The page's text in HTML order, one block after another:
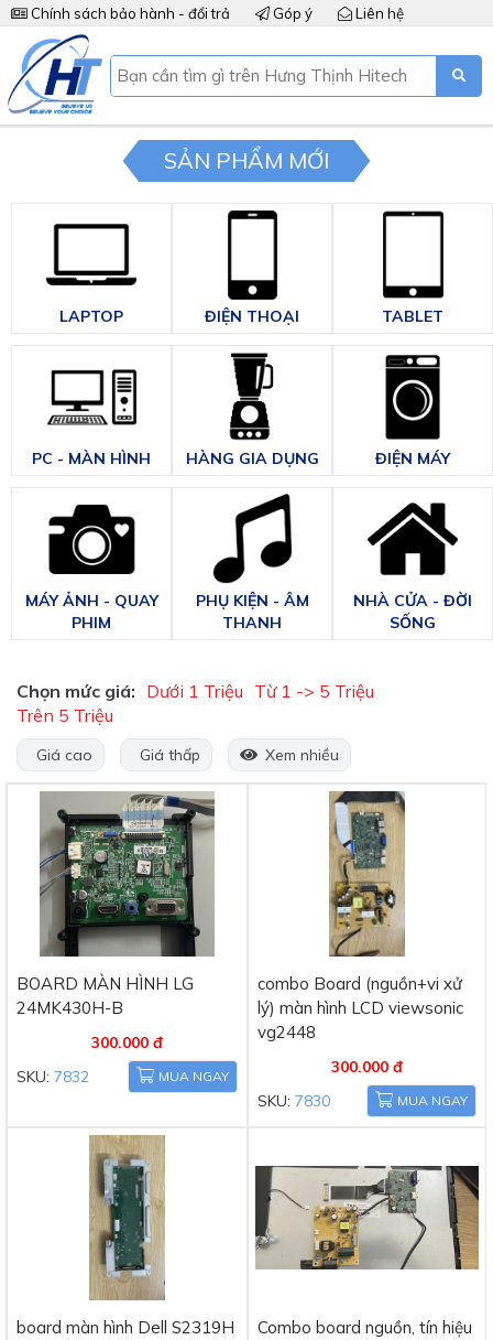
Chính sách bảo hành - đổi trả Góp ý Liên hệ
SẢN PHẨM MỚI
LAPTOP ĐIỆN THOẠI TABLET
PC - MÀN HÌNH HÀNG GIA DỤNG ĐIỆN MÁY
MÁY ẢNH - QUAY
PHIM
PHỤ KIỆN - ÂM
THANH
NHÀ CỬA - ĐỜI
SỐNG
Chọn mức giá: Dưới 1 Triệu Từ 1 -> 5 Triệu
Trên 5 Triệu
Giá cao Giá thấp Xem nhiều
BOARD MÀN HÌNH LG
24MK430H-B
300.000 đ
SKU: 7832 MUA NGAY
combo Board (nguồn+vi xử
lý) màn hình LCD viewsonic
vg2448
300.000 đ
SKU: 7830 MUA NGAY
board màn hình Dell S2319H
Combo board nguồn, tín hiệu